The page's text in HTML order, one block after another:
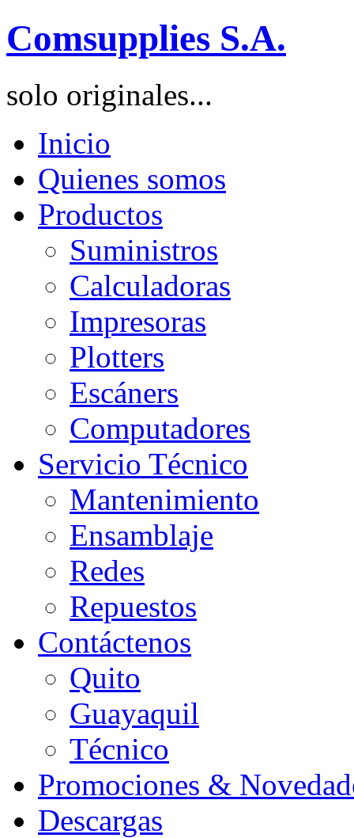
Comsupplies S.A.
solo originales...
Inicio
Quienes somos
Productos
Suministros
Calculadoras
Impresoras
Plotters
Escáners
Computadores
Servicio Técnico
Mantenimiento
Ensamblaje
Redes
Repuestos
Contáctenos
Quito
Guayaquil
Técnico
Promociones &
Descargas